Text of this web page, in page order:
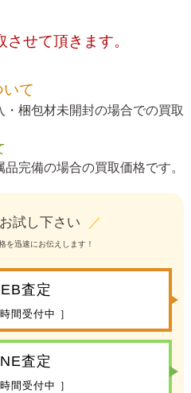
せて頂きます。
て
梱包材未開封の場合での買取
完備の場合の買取価格です。
試し下さい ／
を迅速にお伝えします！
査定
間受付中 ］
査定
間受付中 ］